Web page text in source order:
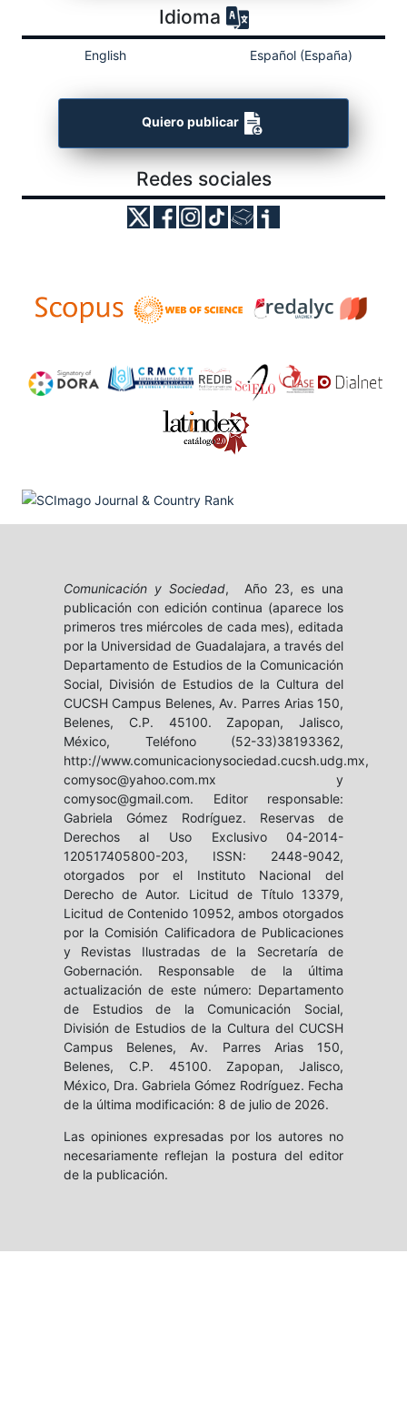
Idioma
English Español (España)
Quiero publicar
Redes sociales
Comunicación y Sociedad, Año 23, es una
publicación con edición continua (aparece los
primeros tres miércoles de cada mes), editada
por la Universidad de Guadalajara, a través del
Departamento de Estudios de la Comunicación
Social, División de Estudios de la Cultura del
CUCSH Campus Belenes, Av. Parres Arias 150,
Belenes, C.P. 45100. Zapopan, Jalisco,
México, Teléfono (52-33)38193362,
http://www.comunicacionysociedad.cucsh.udg.mx,
comysoc@yahoo.com.mx y
comysoc@gmail.com. Editor responsable:
Gabriela Gómez Rodríguez. Reservas de
Derechos al Uso Exclusivo 04-2014-
120517405800-203, ISSN: 2448-9042,
otorgados por el Instituto Nacional del
Derecho de Autor. Licitud de Título 13379,
Licitud de Contenido 10952, ambos otorgados
por la Comisión Calificadora de Publicaciones
y Revistas Ilustradas de la Secretaría de
Gobernación. Responsable de la última
actualización de este número: Departamento
de Estudios de la Comunicación Social,
División de Estudios de la Cultura del CUCSH
Campus Belenes, Av. Parres Arias 150,
Belenes, C.P. 45100. Zapopan, Jalisco,
México, Dra. Gabriela Gómez Rodríguez. Fecha
de la última modificación: 8 de julio de 2026.
Las opiniones expresadas por los autores no
necesariamente reflejan la postura del editor
de la publicación.